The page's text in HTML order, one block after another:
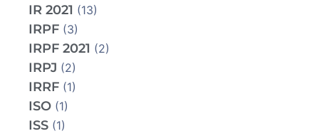
IR 2021 (13)
IRPF (3)
IRPF 2021 (2)
IRPJ (2)
IRRF (1)
ISO (1)
ISS (1)